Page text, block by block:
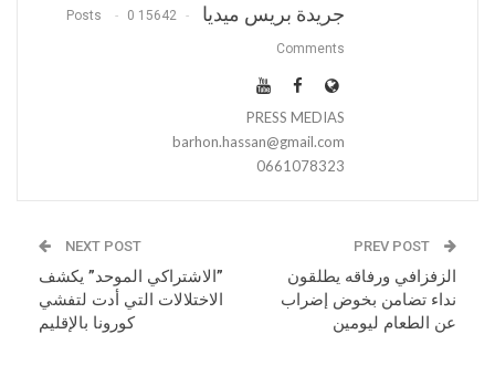
جريدة بريس ميديا 15642 Posts
0
Comments
PRESS MEDIAS
barhon.hassan@gmail.com
0661078323
الزفزافي ورفاقه يطلقون
نداء تضامن بخوض إضراب
عن الطعام ليومين
NEXT POST
”الاشتراكي الموحد” يكشف
الاختلالات التي أدت لتفشي
كورونا بالإقليم